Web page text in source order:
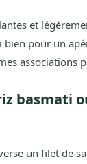
et
bien pour un
associations
basmati
un filet de